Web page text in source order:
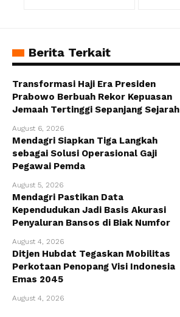
Berita Terkait
Transformasi Haji Era Presiden
Prabowo Berbuah Rekor Kepuasan
Jemaah Tertinggi Sepanjang Sejarah
August 6, 2026
Mendagri Siapkan Tiga Langkah
sebagai Solusi Operasional Gaji
Pegawai Pemda
August 5, 2026
Mendagri Pastikan Data
Kependudukan Jadi Basis Akurasi
Penyaluran Bansos di Biak Numfor
August 4, 2026
Ditjen Hubdat Tegaskan Mobilitas
Perkotaan Penopang Visi Indonesia
Emas 2045
August 4, 2026